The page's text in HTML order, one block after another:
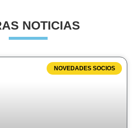
NOTICIAS
NOVEDADES SOCIOS